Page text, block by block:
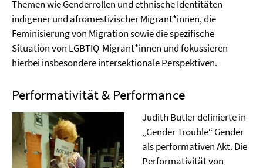
Themen wie Genderrollen und ethnische Identitäten
indigener und afromestizischer Migrant*innen, die
Feminisierung von Migration sowie die spezifische
Situation von LGBTIQ-Migrant*innen und fokussieren
hierbei insbesondere intersektionale Perspektiven.
Performativität & Performance
Judith Butler definierte in
„Gender Trouble“ Gender
als performativen Akt. Die
Performativität von